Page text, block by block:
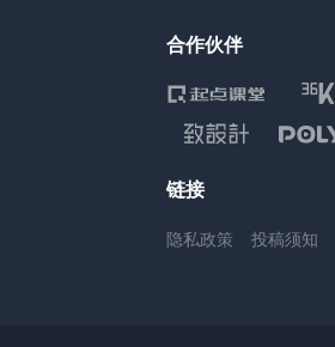
合作伙伴
链接
隐私政策 投稿须知